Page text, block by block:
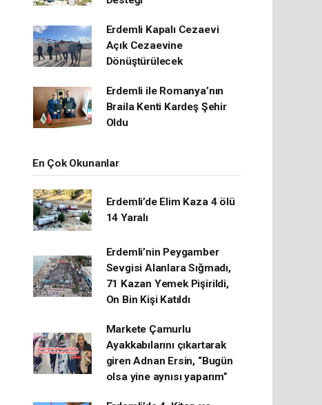
Erdemli Kapalı Cezaevi
Açık Cezaevine
Dönüştürülecek
Erdemli ile Romanya’nın
Braila Kenti Kardeş Şehir
Oldu
En Çok Okunanlar
Erdemli’de Elim Kaza 4 ölü
14 Yaralı
Erdemli’nin Peygamber
Sevgisi Alanlara Sığmadı,
71 Kazan Yemek Pişirildi,
On Bin Kişi Katıldı
Markete Çamurlu
Ayakkabılarını çıkartarak
giren Adnan Ersin, “Bugün
olsa yine aynısı yaparım”